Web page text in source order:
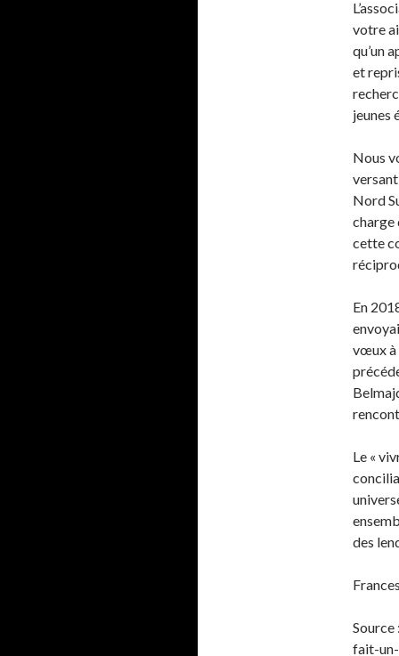
votre
qu’un
et
jeunes
Nous
Nord
charge
cette
En
vœux à
Le «
des
fait-